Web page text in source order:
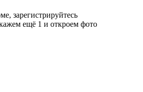
зарегистрируйтесь
ещё 1 и откроем фото